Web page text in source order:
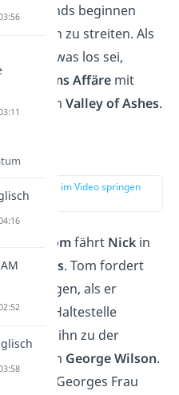
des Abends beginnen
Tom sich zu streiten. Als
fragt, was los sei,
von
TomsAffäre mit
aus demValley of Ashes.
2
zur Stelle im Video springen
(01:29)
Tomfährt Nick in
of Ashes. Tom fordert
zu folgen, als er
einer Haltestelle
Er führt ihn zu der
von George Wilson.
dass Georges Frau